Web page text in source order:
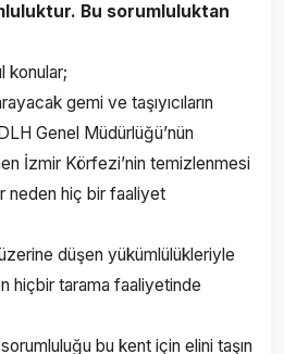
Bu sorumluluktan
konular;
gemi ve taşıyıcıların
Genel Müdürlüğü’nün
İzmir Körfezi’nin temizlenmesi
neden hiç bir faaliyet
üzerine düşen yükümlülükleriyle
hiçbir tarama faaliyetinde
bu kent için elini taşın